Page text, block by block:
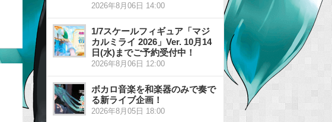
2026年8月06日 14:00
1/7スケールフィギュア「マジ
カルミライ 2026」Ver. 10月14
日(水)までご予約受付中！
2026年8月06日 12:00
ボカロ音楽を和楽器のみで奏で
る新ライブ企画！
2026年8月05日 18:00